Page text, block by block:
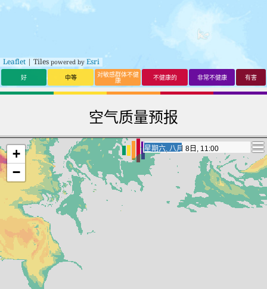
Leaflet | Tiles powered by Esri
好 中等 对敏感群体不健
康 不健康的 非常不健康 有害
空气质量预报
星期日, 八月 9日, 6:00
星期日, 八月 9日, 6:00
+
−